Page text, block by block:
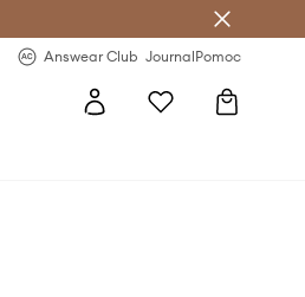
Answear Club JournalPomoc